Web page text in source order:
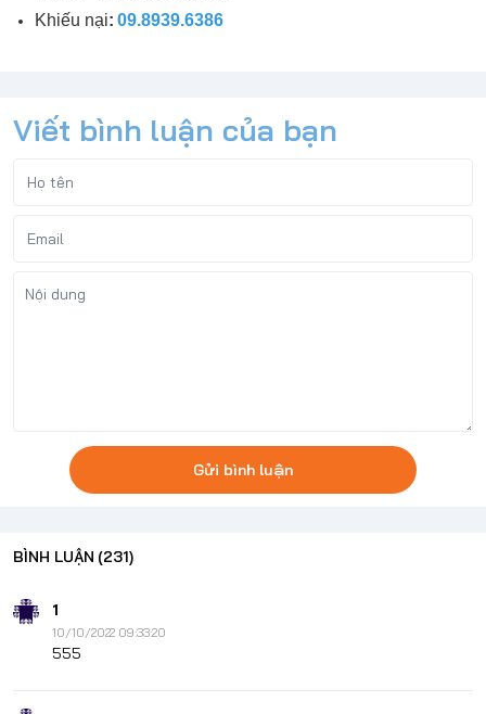
Khiếu nại: 09.8939.6386
Viết bình luận của bạn
Gửi bình luận
BÌNH LUẬN (231)
1
10/10/2022 09:33:20
555